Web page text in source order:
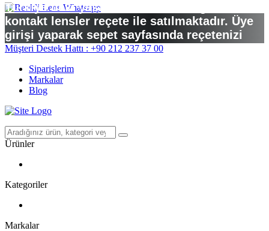
Türkiye’deki yasal düzenlemelere göre
kontakt lensler reçete ile satılmaktadır. Üye
girişi yaparak sepet sayfasında reçetenizi
yükleyebilirsiniz.
Müşteri Destek Hattı : +90 212 237 37 00
Siparişlerim
Markalar
Blog
Ürünler
Kategoriler
Markalar